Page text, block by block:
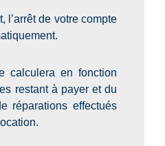
l’arrêt de votre compte
calculera en fonction
restant à payer et du
réparations effectués